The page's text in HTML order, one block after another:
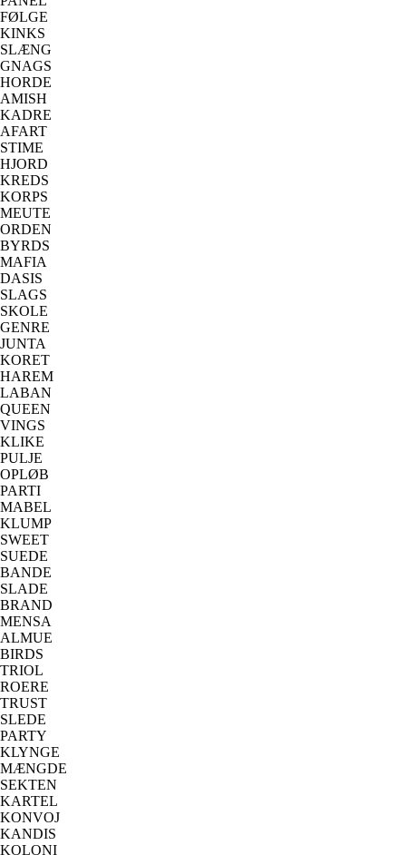
FØLGE
KINKS
SLÆNG
GNAGS
HORDE
AMISH
KADRE
AFART
STIME
HJORD
KREDS
KORPS
MEUTE
ORDEN
BYRDS
MAFIA
DASIS
SLAGS
SKOLE
GENRE
JUNTA
KORET
HAREM
LABAN
QUEEN
VINGS
KLIKE
PULJE
OPLØB
PARTI
MABEL
KLUMP
SWEET
SUEDE
BANDE
SLADE
BRAND
MENSA
ALMUE
BIRDS
TRIOL
ROERE
TRUST
SLEDE
PARTY
KLYNGE
MÆNGDE
SEKTEN
KARTEL
KONVOJ
KANDIS
KOLONI